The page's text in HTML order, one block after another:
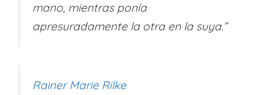
mano, mientras ponía
apresuradamente la otra en la suya.”
Rainer Marie Rilke